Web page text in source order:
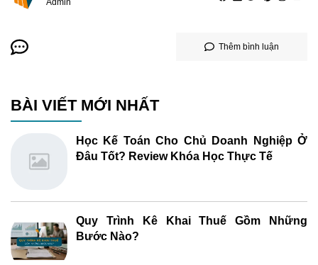
Admin
Thêm bình luận
BÀI VIẾT MỚI NHẤT
Học Kế Toán Cho Chủ Doanh Nghiệp Ở
Đâu Tốt? Review Khóa Học Thực Tế
Quy Trình Kê Khai Thuế Gồm Những
Bước Nào?